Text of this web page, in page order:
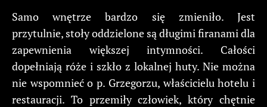
Samo wnętrze bardzo się zmieniło. Jest
przytulnie, stoły oddzielone są długimi firanami dla
zapewnienia większej intymności. Całości
dopełniają róże i szkło z lokalnej huty. Nie można
nie wspomnieć o p. Grzegorzu, właścicielu hotelu i
restauracji. To przemiły człowiek, który chętnie